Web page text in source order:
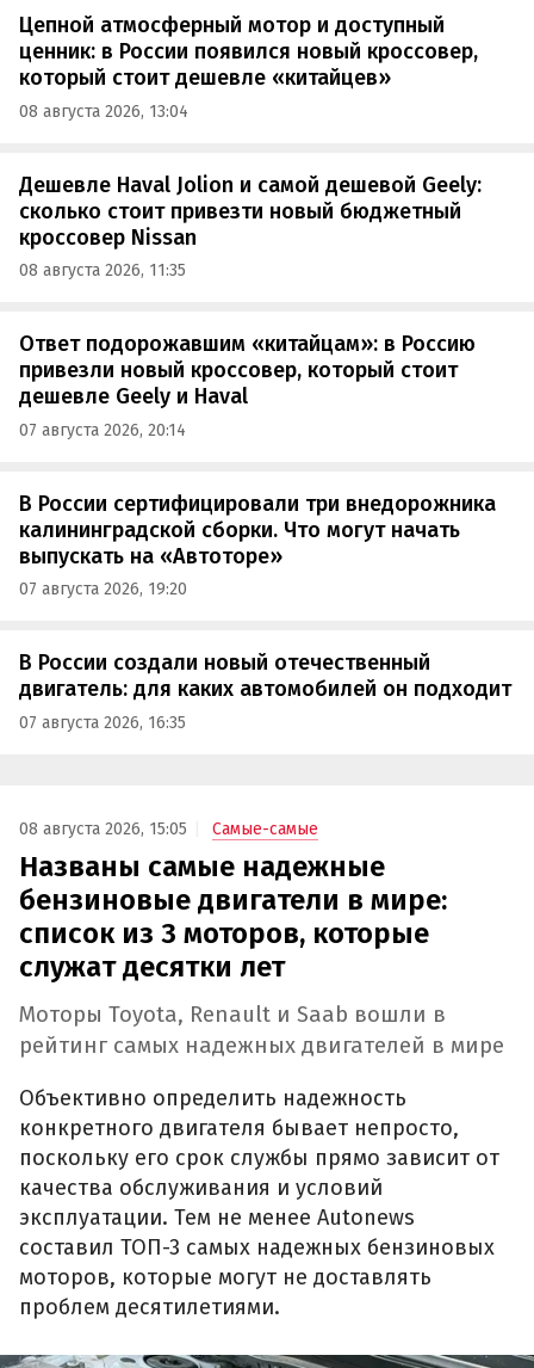
Цепной атмосферный мотор и доступный
ценник: в России появился новый кроссовер,
который стоит дешевле «китайцев»
08 августа 2026, 13:04
Дешевле Haval Jolion и самой дешевой Geely:
сколько стоит привезти новый бюджетный
кроссовер Nissan
08 августа 2026, 11:35
Ответ подорожавшим «китайцам»: в Россию
привезли новый кроссовер, который стоит
дешевле Geely и Haval
07 августа 2026, 20:14
В России сертифицировали три внедорожника
калининградской сборки. Что могут начать
выпускать на «Автоторе»
07 августа 2026, 19:20
В России создали новый отечественный
двигатель: для каких автомобилей он подходит
07 августа 2026, 16:35
08 августа 2026, 15:05 Самые-самые
Названы самые надежные
бензиновые двигатели в мире:
список из 3 моторов, которые
служат десятки лет
Моторы Toyota, Renault и Saab вошли в
рейтинг самых надежных двигателей в мире
Объективно определить надежность
конкретного двигателя бывает непросто,
поскольку его срок службы прямо зависит от
качества обслуживания и условий
эксплуатации. Тем не менее Autonews
составил ТОП-3 самых надежных бензиновых
моторов, которые могут не доставлять
проблем десятилетиями.